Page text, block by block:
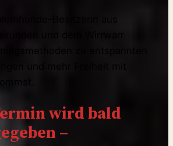
Besitzerin aus
und dem Wirrwarr
zu entspannten
und mehr Freiheit mit
wird bald
–